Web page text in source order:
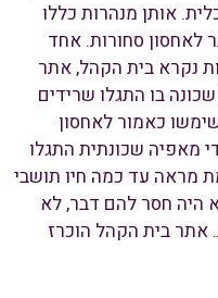
אותן מנהרות כללו
לאחסון סחורות. אחד
נקרא בית הקהל, אתר
שריד של שכונה בו התגלו שרידים
כאמור לאחסון
מאפיה שכונתית התגלו
מראה עד כמה חיו תושבי
היה חסר להם דבר, לא
אתר בית הקהל הוכרז